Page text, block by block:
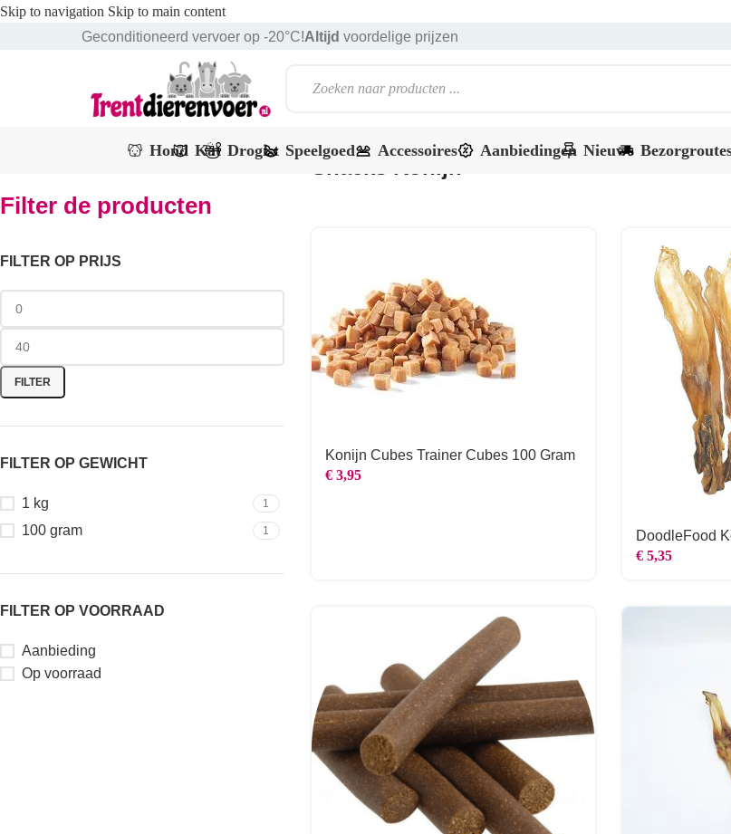
Skip to navigation Skip to main content
Geconditioneerd vervoer op -20°C!Altijd voordelige prijzen
Hond Kat Drogist Speelgoed Accessoires Aanbiedingen Nieuws
Filter de producten
FILTER OP PRIJS
FILTER
FILTER OP GEWICHT
1 kg 1
100 gram 1
FILTER OP VOORRAAD
Aanbieding
Op voorraad
Snacks Konijn Filter producten
Konijn Cubes Trainer Cubes 100 Gram
€3,95
UITVERKOCHT
DoodleFood
€ 5,35